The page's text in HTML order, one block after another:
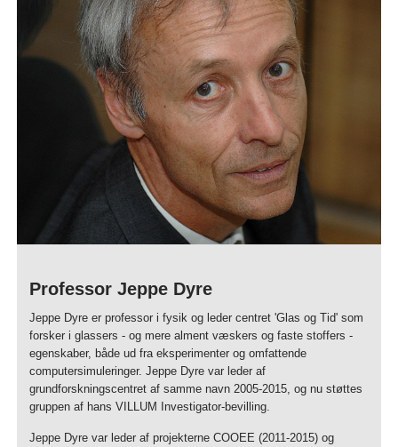
Professor Jeppe Dyre
Jeppe Dyre er professor i fysik og leder centret 'Glas og Tid' som
forsker i glassers - og mere alment væskers og faste stoffers -
egenskaber, både ud fra eksperimenter og omfattende
computersimuleringer. Jeppe Dyre var leder af
grundforskningscentret af samme navn 2005-2015, og nu støttes
gruppen af hans VILLUM Investigator-bevilling.
Jeppe Dyre var leder af projekterne COOEE (2011-2015) og